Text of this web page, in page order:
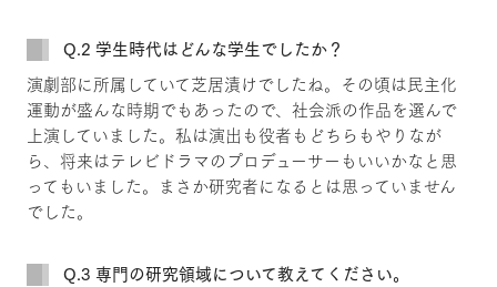
Q.2 学生時代はどんな学生でしたか？
演劇部に所属していて芝居漬けでしたね。その頃は民主化
運動が盛んな時期でもあったので、社会派の作品を選んで
上演していました。私は演出も役者もどちらもやりなが
ら、将来はテレビドラマのプロデューサーもいいかなと思
ってもいました。まさか研究者になるとは思っていません
でした。
Q.3 専門の研究領域について教えてください。